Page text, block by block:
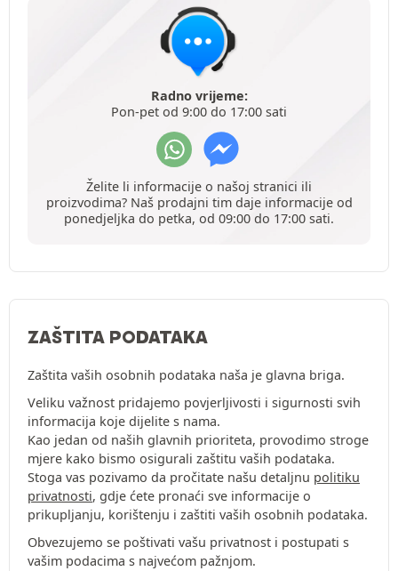
Radno vrijeme:
Pon-pet od 9:00 do 17:00 sati
Želite li informacije o našoj stranici ili
proizvodima? Naš prodajni tim daje informacije od
ponedjeljka do petka, od 09:00 do 17:00 sati.
ZAŠTITA PODATAKA
Zaštita vaših osobnih podataka naša je glavna briga.
Veliku važnost pridajemo povjerljivosti i sigurnosti svih
informacija koje dijelite s nama.
Kao jedan od naših glavnih prioriteta, provodimo stroge
mjere kako bismo osigurali zaštitu vaših podataka.
Stoga vas pozivamo da pročitate našu detaljnu politiku
privatnosti, gdje ćete pronaći sve informacije o
prikupljanju, korištenju i zaštiti vaših osobnih podataka.
Obvezujemo se poštivati vašu privatnost i postupati s
vašim podacima s najvećom pažnjom.